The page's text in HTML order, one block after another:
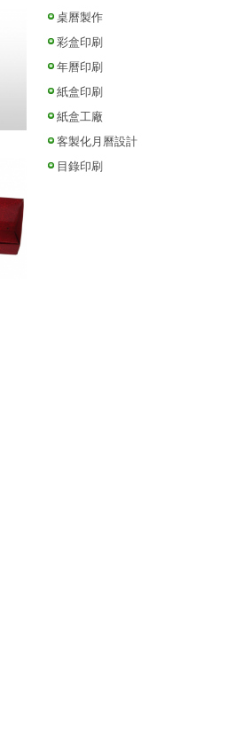
桌曆製作
彩盒印刷
年曆印刷
紙盒印刷
紙盒工廠
客製化月曆設計
目錄印刷